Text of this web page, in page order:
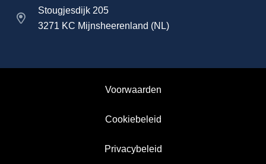
Stougjesdijk 205
3271 KC Mijnsheerenland (NL)
Voorwaarden
Cookiebeleid
Privacybeleid